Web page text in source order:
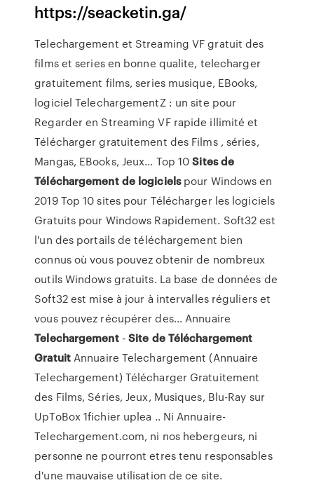
https://seacketin.ga/
Telechargement et Streaming VF gratuit des
films et series en bonne qualite, telecharger
gratuitement films, series musique, EBooks,
logiciel TelechargementZ : un site pour
Regarder en Streaming VF rapide illimité et
Télécharger gratuitement des Films , séries,
Mangas, EBooks, Jeux... Top 10Sitesde
Téléchargement de logicielspour Windows en
2019 Top 10 sites pour Télécharger les logiciels
Gratuits pour Windows Rapidement. Soft32 est
l'un des portails de téléchargement bien
connus où vous pouvez obtenir de nombreux
outils Windows gratuits. La base de données de
Soft32 est mise à jour à intervalles réguliers et
vous pouvez récupérer des... Annuaire
Telechargement-Site de Téléchargement
GratuitAnnuaire Telechargement (Annuaire
Telechargement) Télécharger Gratuitement
des Films, Séries, Jeux, Musiques, Blu-Ray sur
UpToBox 1fichier uplea .. Ni Annuaire-
Telechargement.com, ni nos hebergeurs, ni
personne ne pourront etres tenu responsables
d'une mauvaise utilisation de ce site.